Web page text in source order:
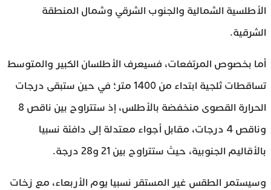
الأطلسية الشمالية والجنوب الشرقي وشمال المنطقة
الشرقية.
أما بخصوص المرتفعات، فسيعرف الأطلسان الكبير والمتوسط
تساقطات ثلجية ابتداء من 1400 متر؛ في حين ستبقى درجات
الحرارة القصوى منخفضة بالأطلس، إذ ستتراوح بين ناقص 8
وناقص 4 درجات، مقابل أجواء معتدلة إلى دافئة نسبيا
بالأقاليم الجنوبية، حيث ستتراوح بين 21 و28 درجة.
وسيستمر الطقس غير المستقر نسبيا يوم الأربعاء، مع زخات